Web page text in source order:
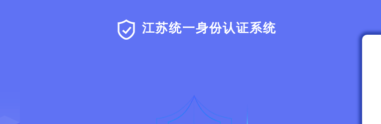
江苏统一身份认证系统